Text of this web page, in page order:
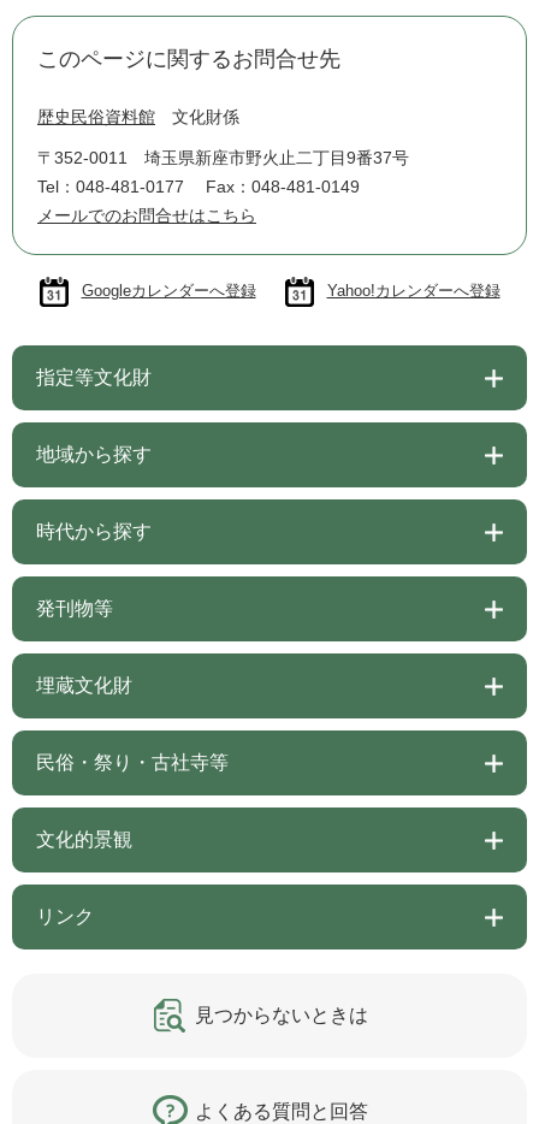
このページに関するお問合せ先
歴史民俗資料館 文化財係
〒352-0011
埼玉県新座市野火止二丁目9番37号
Tel：048-481-0177
Fax：048-481-0149
メールでのお問合せはこちら
Googleカレンダーへ登録 Yahoo!カレンダーへ登録
指定等文化財
地域から探す
時代から探す
発刊物等
埋蔵文化財
民俗・祭り・古社寺等
文化的景観
リンク
見つからないときは
よくある質問と回答